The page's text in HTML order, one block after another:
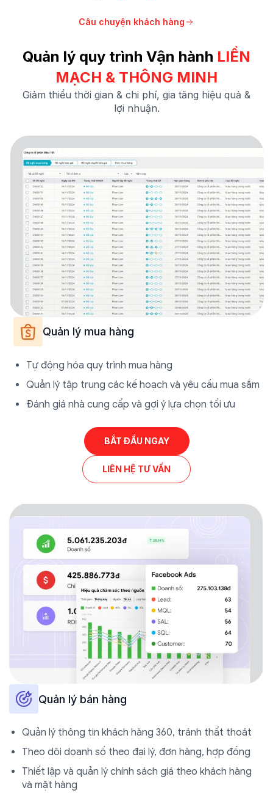
Câu chuyện khách hàng
Quản lý quy trình Vận hành LIỀN
MẠCH & THÔNG MINH
Giảm thiểu thời gian & chi phí, gia tăng hiệu quả &
lợi nhuận.
Quản lý mua hàng
Tự động hóa quy trình mua hàng
Quản lý tập trung các kế hoạch và yêu cầu mua sắm
Đánh giá nhà cung cấp và gợi ý lựa chọn tối ưu
BẮT ĐẦU NGAY
LIÊN HỆ TƯ VẤN
Quản lý bán hàng
Quản lý thông tin khách hàng 360, tránh thất thoát
Theo dõi doanh số theo đại lý, đơn hàng, hợp đồng
Thiết lập và quản lý chính sách giá theo khách hàng
và mặt hàng